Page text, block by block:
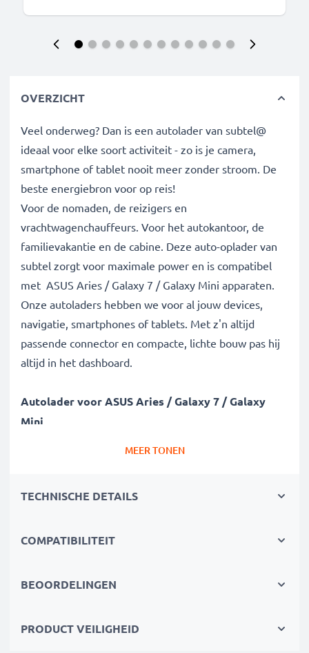
OVERZICHT
Veel onderweg? Dan is een autolader van subtel@
ideaal voor elke soort activiteit - zo is je camera,
smartphone of tablet nooit meer zonder stroom. De
beste energiebron voor op reis!
Voor de nomaden, de reizigers en
vrachtwagenchauffeurs. Voor het autokantoor, de
familievakantie en de cabine. Deze auto-oplader van
subtel zorgt voor maximale power en is compatibel
met ASUS Aries / Galaxy 7 / Galaxy Mini apparaten.
Onze autoladers hebben we voor al jouw devices,
navigatie, smartphones of tablets. Met z'n altijd
passende connector en compacte, lichte bouw pas hij
altijd in het dashboard.
Autolader voor ASUS Aries / Galaxy 7 / Galaxy
Mini
kortsluiting, overhitting en overspanning
ook gebruikbaar als reislader
campers en andere voertuigen met
MEER TONEN
TECHNISCHE DETAILS
COMPATIBILITEIT
BEOORDELINGEN
PRODUCT VEILIGHEID